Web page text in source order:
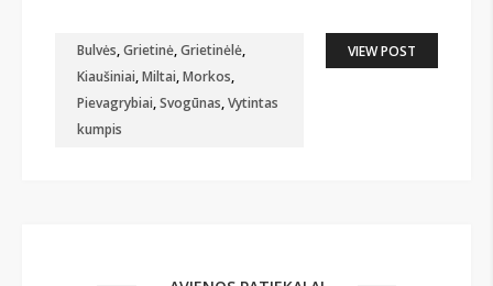
Bulvės,Grietinė,Grietinėlė,
Kiaušiniai,Miltai,Morkos,
Pievagrybiai,Svogūnas,Vytintas
kumpis
VIEW POST